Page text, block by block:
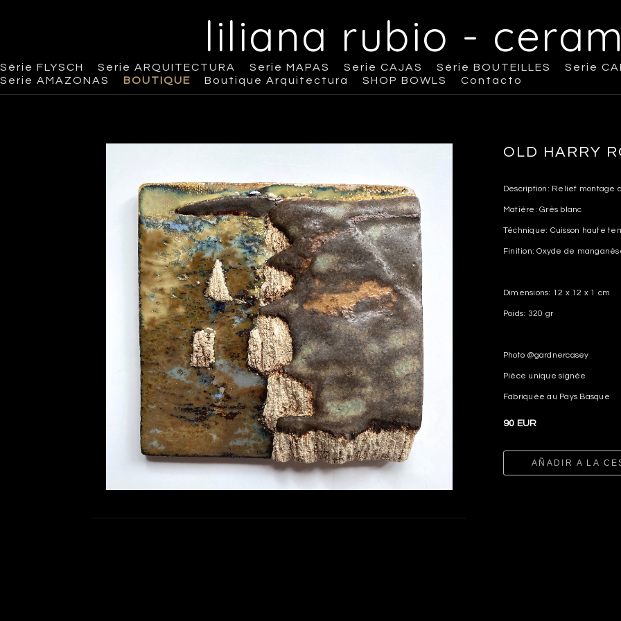
liliana rubio -
Série FLYSCH Serie ARQUITECTURA Serie MAPAS Serie CAJAS Série BOUTEILLES
Serie
Serie AMAZONAS
BOUTIQUE Boutique Arquitectura SHOP BOWLS Contacto
OLD HARRY
Description: Relief montage
Matière: Grès blanc
Téchnique: Cuisson haute
Finition: Oxyde de
Dimensions: 12 x 12 x 1 cm
Poids: 320 gr
Photo @gardnercasey
Pièce unique signée
Fabriquée au Pays Basque
90 EUR
AÑADIR A LA